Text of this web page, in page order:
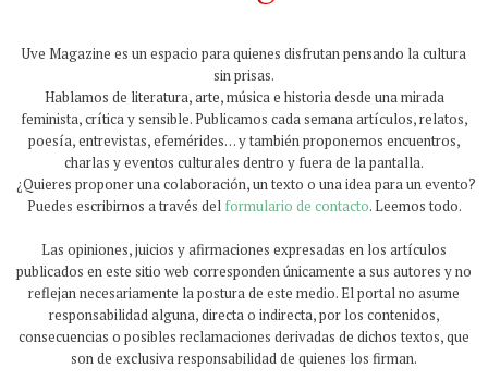
Uve Magazine es un espacio para quienes disfrutan pensando la cultura
sin prisas.
Hablamos de literatura, arte, música e historia desde una mirada
feminista, crítica y sensible. Publicamos cada semana artículos, relatos,
poesía, entrevistas, efemérides… y también proponemos encuentros,
charlas y eventos culturales dentro y fuera de la pantalla.
¿Quieres proponer una colaboración, un texto o una idea para un evento?
Puedes escribirnos a través del formulario de contacto. Leemos todo.
Las opiniones, juicios y afirmaciones expresadas en los artículos
publicados en este sitio web corresponden únicamente a sus autores y no
reflejan necesariamente la postura de este medio. El portal no asume
responsabilidad alguna, directa o indirecta, por los contenidos,
consecuencias o posibles reclamaciones derivadas de dichos textos, que
son de exclusiva responsabilidad de quienes los firman.